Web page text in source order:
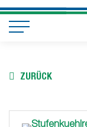
ZURÜCK